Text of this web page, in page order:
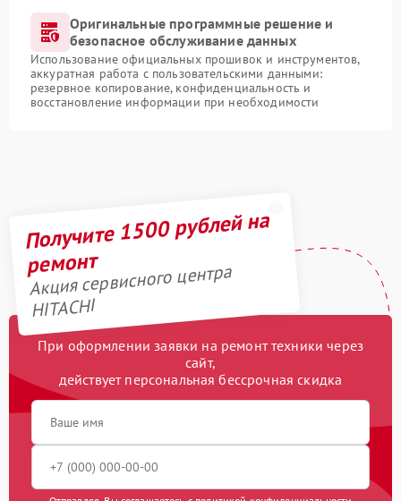
Оригинальные программные решение и
безопасное обслуживание данных
Использование официальных прошивок и инструментов,
аккуратная работа с пользовательскими данными:
резервное копирование, конфиденциальность и
восстановление информации при необходимости
Получите 1500 рублей на
ремонт
Акция сервисного центра
HITACHI
При оформлении заявки на ремонт техники через
сайт,
действует персональная бессрочная скидка